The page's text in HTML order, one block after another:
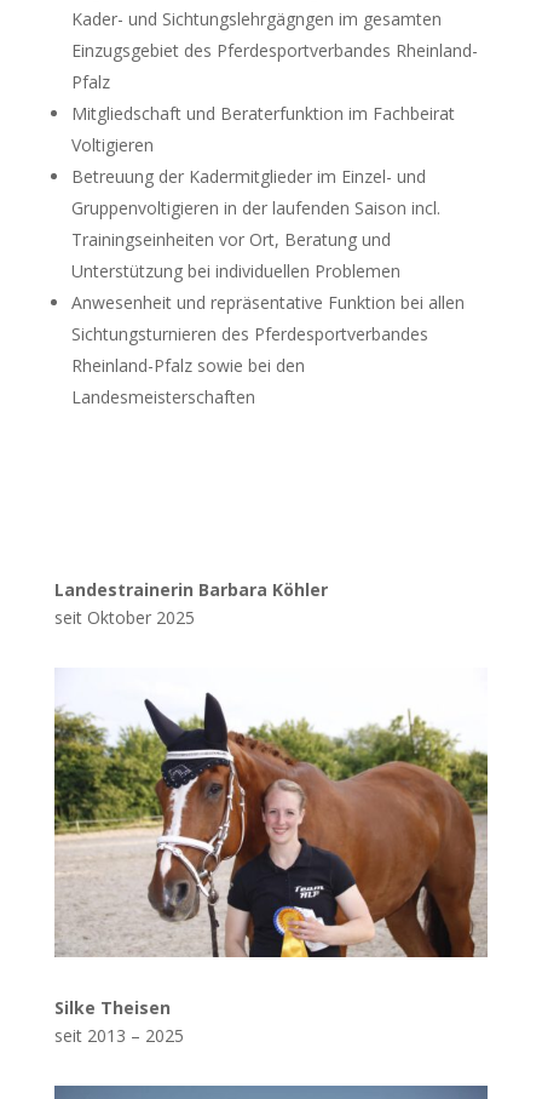
Kader- und Sichtungslehrgägngen im gesamten
Einzugsgebiet des Pferdesportverbandes Rheinland-
Pfalz
Mitgliedschaft und Beraterfunktion im Fachbeirat
Voltigieren
Betreuung der Kadermitglieder im Einzel- und
Gruppenvoltigieren in der laufenden Saison incl.
Trainingseinheiten vor Ort, Beratung und
Unterstützung bei individuellen Problemen
Anwesenheit und repräsentative Funktion bei allen
Sichtungsturnieren des Pferdesportverbandes
Rheinland-Pfalz sowie bei den
Landesmeisterschaften
Landestrainerin Barbara Köhler
seit Oktober 2025
Silke Theisen
seit 2013 – 2025